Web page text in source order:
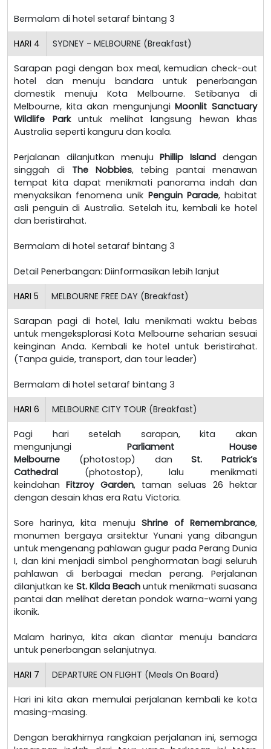
Bermalam di hotel setaraf bintang 3
HARI 4 SYDNEY - MELBOURNE (Breakfast)
Sarapan pagi dengan box meal, kemudian check-out
hotel dan menuju bandara untuk penerbangan
domestik menuju Kota Melbourne. Setibanya di
Melbourne, kita akan mengunjungiMoonlit Sanctuary
Wildlife Parkuntuk melihat langsung hewan khas
Australia seperti kanguru dan koala.
Perjalanan dilanjutkan menujuPhillip Island dengan
singgah di The Nobbies, tebing pantai menawan
tempat kita dapat menikmati panorama indah dan
menyaksikan fenomena unik Penguin Parade, habitat
asli penguin di Australia. Setelah itu, kembali ke hotel
dan beristirahat.
Bermalam di hotel setaraf bintang 3
Detail Penerbangan: Diinformasikan lebih lanjut
HARI 5 MELBOURNE FREE DAY (Breakfast)
Sarapan pagi di hotel, lalu menikmati waktu bebas
untuk mengeksplorasi Kota Melbourne seharian sesuai
keinginan Anda. Kembali ke hotel untuk beristirahat.
(Tanpa guide, transport, dan tour leader)
Bermalam di hotel setaraf bintang 3
HARI 6 MELBOURNE CITY TOUR (Breakfast)
Pagi hari setelah sarapan, kita akan
mengunjungi Parliament House
Melbourne (photostop) danSt. Patrick’s
Cathedral (photostop), lalu menikmati
keindahanFitzroy Garden, taman seluas 26 hektar
dengan desain khas era Ratu Victoria.
Sore harinya, kita menuju Shrine of Remembrance,
monumen bergaya arsitektur Yunani yang dibangun
untuk mengenang pahlawan gugur pada Perang Dunia
I, dan kini menjadi simbol penghormatan bagi seluruh
pahlawan di berbagai medan perang. Perjalanan
dilanjutkan ke St. Kilda Beach untuk menikmati suasana
pantai dan melihat deretan pondok warna-warni yang
ikonik.
Malam harinya, kita akan diantar menuju bandara
untuk penerbangan selanjutnya.
HARI 7 DEPARTURE ON FLIGHT (Meals On Board)
Hari ini kita akan memulai perjalanan kembali ke kota
masing-masing.
Dengan berakhirnya rangkaian perjalanan ini, semoga